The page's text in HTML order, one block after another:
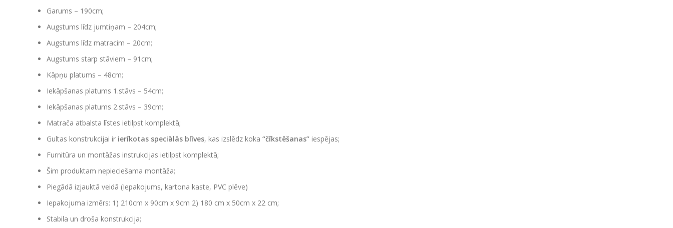
Garums – 190cm;
Augstums līdz jumtiņam – 204cm;
Augstums līdz matracim – 20cm;
Augstums starp stāviem – 91cm;
Kāpņu platums – 48cm;
Iekāpšanas platums 1.stāvs – 54cm;
Iekāpšanas platums 2.stāvs – 39cm;
Matrača atbalsta līstes ietilpst komplektā;
Gultas konstrukcijai ir ierīkotas speciālās blīves, kas izslēdz koka “čīkstēšanas” iespējas;
Furnitūra un montāžas instrukcijas ietilpst komplektā;
Šim produktam nepieciešama montāža;
Piegādā izjauktā veidā (Iepakojums, kartona kaste, PVC plēve)
Iepakojuma izmērs: 1) 210cm x 90cm x 9cm 2) 180 cm x 50cm x 22 cm;
Stabila un droša konstrukcija;